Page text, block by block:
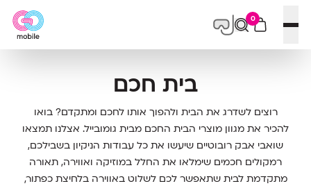
פתח תפריט
0
בית חכם
רוצים לשדרג את הבית ולהפוך אותו לחכם ומתקדם? בואו
להכיר את מגוון מוצרי הבית החכם מבית גומובייל. אצלנו תמצאו
שואבי אבק רובוטיים שיעשו את כל עבודות הניקיון בשבילכם,
רמקולים חכמים שימלאו את החלל במוזיקה ואווירה, תאורה
מתקדמת לבית שתאפשר לכם לשלוט באווירה בלחיצת כפתור,